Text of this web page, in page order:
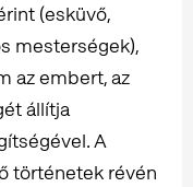
(esküvő,
mesterségek),
az embert, az
állítja
A
történetek révén